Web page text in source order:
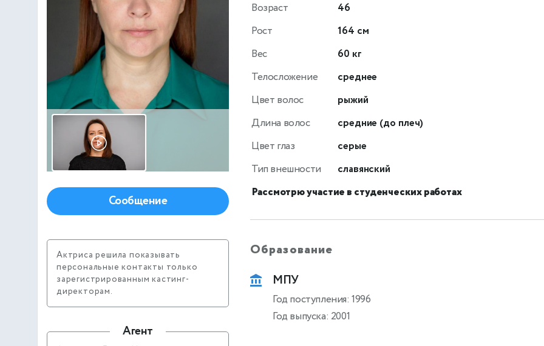
Сообщение
Актриса решила показывать
персональные контакты только
зарегистрированным кастинг-
директорам.
Агент
Возраст
46
Рост
164 см
Вес
60 кг
Телосложение
среднее
Цвет волос
рыжий
Длина волос
средние (до плеч)
Цвет глаз
серые
Тип внешности
славянский
Рассмотрю участие в студенческих работах
Образование
МПУ
Год поступления: 1996
Год выпуска: 2001